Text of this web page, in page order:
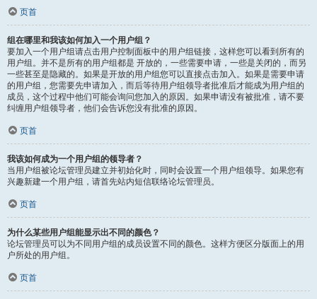
页首
组在哪里和我该如何加入一个用户组？
要加入一个用户组请点击用户控制面板中的用户组链接，这样您可以看到所有的
用户组。并不是所有的用户组都是 开放的，一些需要申请，一些是关闭的，而另
一些甚至是隐藏的。如果是开放的用户组您可以直接点击加入。如果是需要申请
的用户组，您需要先申请加入，而后等待用户组领导者批准后才能成为用户组的
成员，这个过程中他们可能会询问您加入的原因。如果申请没有被批准，请不要
纠缠用户组领导者，他们会告诉您没有批准的原因。
页首
我该如何成为一个用户组的领导者？
当用户组被论坛管理员建立并初始化时，同时会设置一个用户组领导。如果您有
兴趣新建一个用户组，请首先站内短信联络论坛管理员。
页首
为什么某些用户组能显示出不同的颜色？
论坛管理员可以为不同用户组的成员设置不同的颜色。这样方便区分版面上的用
户所处的用户组。
页首